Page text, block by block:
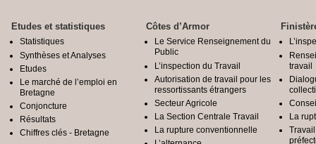
Etudes et statistiques
Statistiques
Synthèses et Analyses
Etudes
Le marché de l’emploi en
Bretagne
Conjoncture
Résultats
Chiffres clés - Bretagne
Côtes d’Armor
Le Service Renseignement du
Public
L’inspection du Travail
Autorisation de travail pour les
ressortissants étrangers
Secteur Agricole
La Section Centrale Travail
La rupture conventionnelle
travail
La